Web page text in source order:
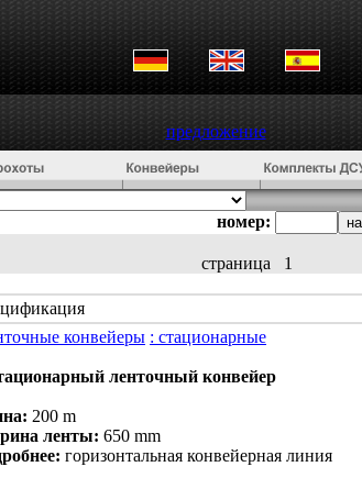
предложение
номер:
страница 1
конвейеры : стационарные
ленточный конвейер
200 m
ленты: 650 mm
горизонтальная конвейерная линия